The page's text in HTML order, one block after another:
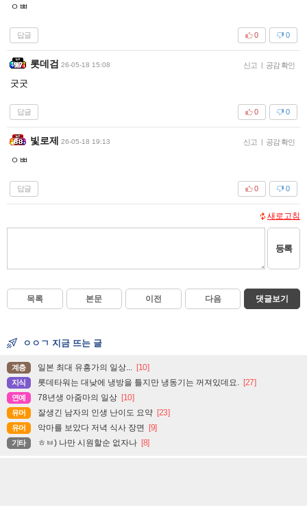
ㅇㅃ
답글 0
0
롯데검 26-05-18 15:08 신고 | 공감 확인
굿굿
답글 0
0
빛로제 26-05-18 19:13 신고 | 공감 확인
ㅇㅃ
답글 0
0
새로고침
등록
목록 본문 이전 다음 댓글보기
ㅇㅇㄱ 지금 뜨는 글
계층 일본 최대 유흥가의 일상... [10]
지식 롯데타워는 대낮에 냉방을 틀지만 냉동기는 꺼져있데요. [27]
연예 78년생 아줌마의 일상 [10]
유머 잘생긴 남자의 인생 난이도 요약 [23]
유머 악마를 보았다 저녁 식사 장면 [9]
기타 ㅎㅂ) 나만 시원할순 없자나 [8]